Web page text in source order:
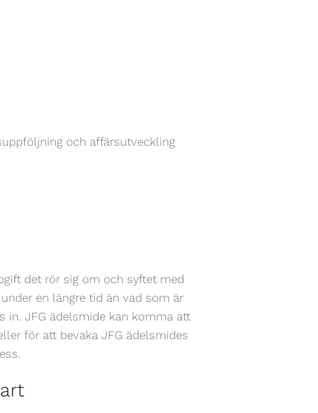
och affärsutveckling
det rör sig om och syftet med
en längre tid än vad som är
in. JFG ädelsmide kan komma att
för att bevaka JFG ädelsmides